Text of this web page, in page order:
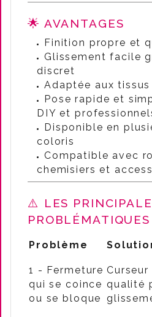
🌟 AVANTAGES
Finition propre et
Glissement facile
discret
Adaptée aux
Pose rapide et
DIY et
Disponible en
coloris
Compatible avec
chemisiers et
⚠️ LES
Problème
1 - Fermeture
qui se coince
ou se bloque
qualité